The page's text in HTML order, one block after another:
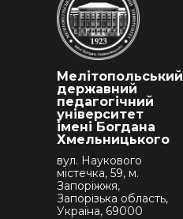
Мелітопольський
державний
педагогічний
університет
імені Богдана
Хмельницького
вул. Наукового
містечка, 59, м.
Запоріжжя,
Запорізька область,
Україна, 69000